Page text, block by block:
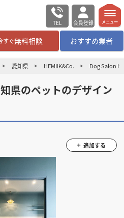
TEL 会員登録
すぐ無料相談 おすすめ業者
ログイン／会員登録
す
探す
ー
メニュー
愛知県 HEMIIK&Co. Dog Salon
県のペットのデザイン
追加する